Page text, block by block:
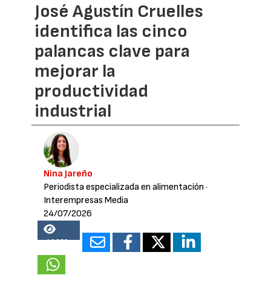
José Agustín Cruelles
identifica las cinco
palancas clave para
mejorar la
productividad
industrial
Nina Jareño
Periodista especializada en alimentación ·
Interempresas Media
24/07/2026
18352